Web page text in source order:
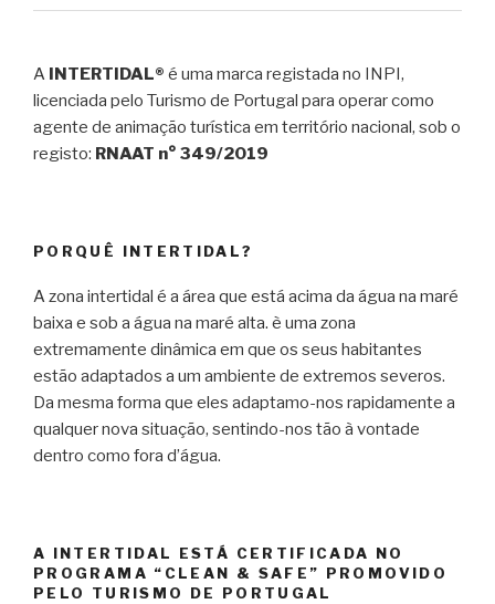
A INTERTIDAL® é uma marca registada no INPI,
licenciada pelo Turismo de Portugal para operar como
agente de animação turística em território nacional, sob o
registo: RNAAT n° 349/2019
PORQUÊ INTERTIDAL?
A zona intertidal é a área que está acima da água na maré
baixa e sob a água na maré alta. è uma zona
extremamente dinâmica em que os seus habitantes
estão adaptados a um ambiente de extremos severos.
Da mesma forma que eles adaptamo-nos rapidamente a
qualquer nova situação, sentindo-nos tão à vontade
dentro como fora d’água.
A INTERTIDAL ESTÁ CERTIFICADA NO
PROGRAMA “CLEAN & SAFE” PROMOVIDO
PELO TURISMO DE PORTUGAL